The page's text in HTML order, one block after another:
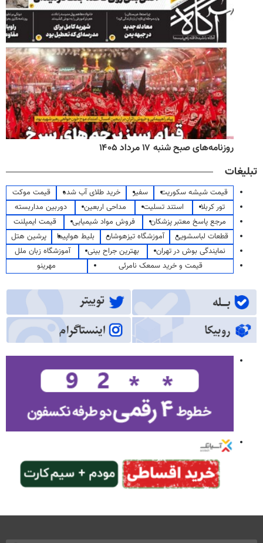
روزنامه‌های صبح شنبه ۱۷ مرداد ۱۴۰۵
تبلیغات
قیمت شیشه سکوریت سفیر خرید طلای آب شده
قیمت موکت
تور کربلا
استند تسلیت مداحی اربعین
دوربین مداربسته
مرجع پاسخ معتبر پزشکان
فروش مواد شیمیایی
قیمت ایمپلنت
قطعات لباسشویی
آموزشگاه تیزهوشان بلیط هواپیما
پرشین هتل
نمایندگی بوش در تهران
بهترین جراح بینی
آموزشگاه زبان ملل
قیمت و خرید سمعک نامرئی
مهرینو